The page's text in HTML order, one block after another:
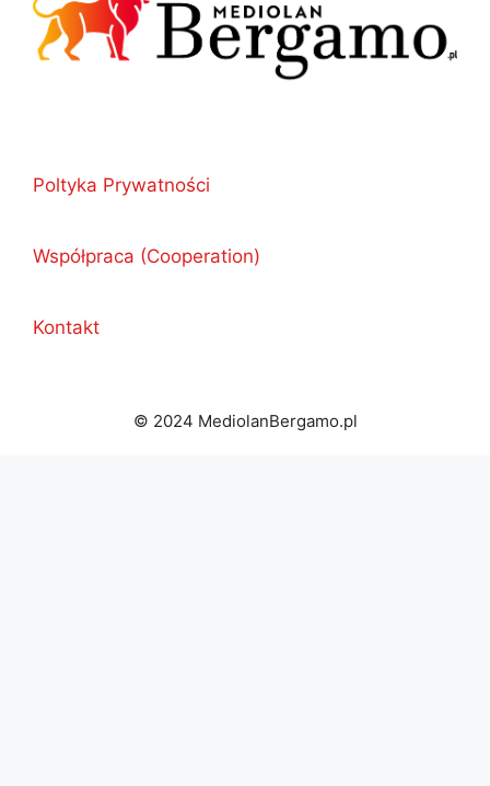
Poltyka Prywatności
Współpraca (Cooperation)
Kontakt
© 2024 MediolanBergamo.pl